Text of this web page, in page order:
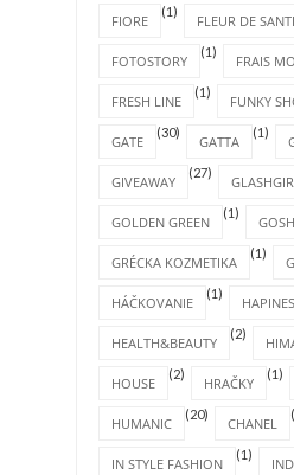
FIORE
(1)
FLEUR DE
FOTOSTORY
(1)
FRAIS
FRESH LINE
(1)
FUNKY
GATE
(30)
GATTA
(1)
GIVEAWAY
(27)
GOLDEN GREEN
(1)
GOSH
GRÉCKA KOZMETIKA
(1)
HÁČKOVANIE
(1)
HEALTH&BEAUTY
(2)
HOUSE
(2)
HRAČKY
(1)
HUMANIC
(20)
CHANEL
IN STYLE FASHION
(1)